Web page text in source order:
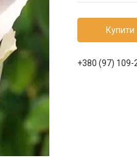
Купити
+380 (97) 109-